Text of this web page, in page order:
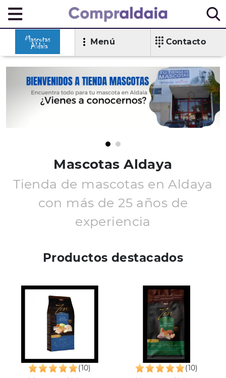
Menú Contacto
Mascotas Aldaya
Tienda de mascotas en Aldaya
con más de 25 años de
experiencia
Productos destacados
(10)
(10)